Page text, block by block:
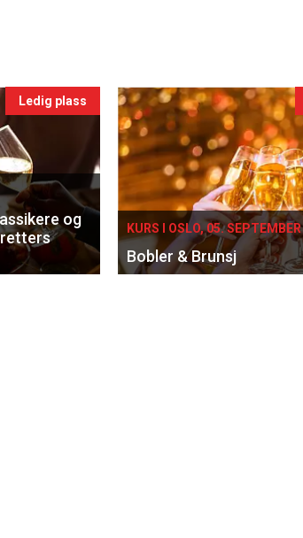
Ledig plass
og
KURS I OSLO, 05. SEPTEMBER
Bobler & Brunsj